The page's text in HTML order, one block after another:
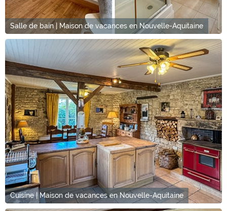
Salle de bain | Maison de vacances en Nouvelle-Aquitaine
Cuisine | Maison de vacances en Nouvelle-Aquitaine